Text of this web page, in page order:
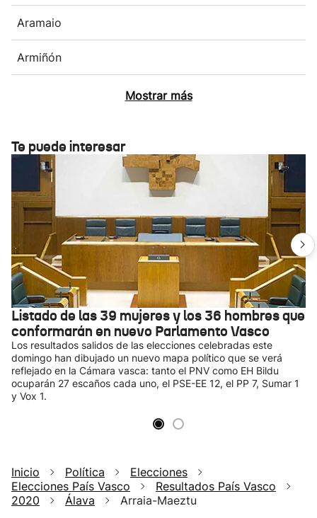
Aramaio
Armiñón
Mostrar más
Te puede interesar
Listado de las 39 mujeres y los 36 hombres que
conformarán en nuevo Parlamento Vasco
Los resultados salidos de las elecciones celebradas este
domingo han dibujado un nuevo mapa político que se verá
reflejado en la Cámara vasca: tanto el PNV como EH Bildu
ocuparán 27 escaños cada uno, el PSE-EE 12, el PP 7, Sumar 1
y Vox 1.
Inicio Política
Elecciones
Elecciones País Vasco
Resultados País Vasco
2020
Álava Arraia-Maeztu